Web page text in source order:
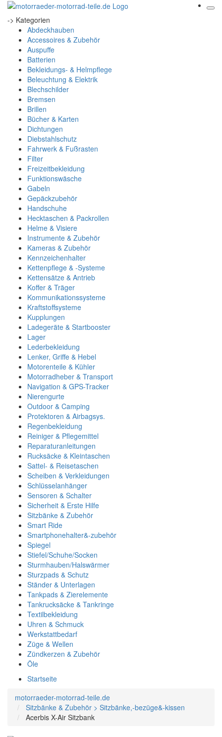
-> Kategorien
Abdeckhauben
Accessoires & Zubehör
Auspuffe
Batterien
Bekleidungs- & Helmpflege
Beleuchtung & Elektrik
Blechschilder
Bremsen
Brillen
Bücher & Karten
Dichtungen
Diebstahlschutz
Fahrwerk & Fußrasten
Filter
Freizeitbekleidung
Funktionswäsche
Gabeln
Gepäckzubehör
Handschuhe
Hecktaschen & Packrollen
Helme & Visiere
Instrumente & Zubehör
Kameras & Zubehör
Kennzeichenhalter
Kettenpflege & -Systeme
Kettensätze & Antrieb
Koffer & Träger
Kommunikationssysteme
Kraftstoffsysteme
Kupplungen
Ladegeräte & Startbooster
Lager
Lederbekleidung
Lenker, Griffe & Hebel
Motorenteile & Kühler
Motorradheber & Transport
Navigation & GPS-Tracker
Nierengurte
Outdoor & Camping
Protektoren & Airbagsys.
Regenbekleidung
Reiniger & Pflegemittel
Reparaturanleitungen
Rucksäcke & Kleintaschen
Sattel- & Reisetaschen
Scheiben & Verkleidungen
Schlüsselanhänger
Sensoren & Schalter
Sicherheit & Erste Hilfe
Sitzbänke & Zubehör
Smart Ride
Smartphonehalter&-zubehör
Spiegel
Stiefel/Schuhe/Socken
Sturmhauben/Halswärmer
Sturzpads & Schutz
Ständer & Unterlagen
Tankpads & Zierelemente
Tankrucksäcke & Tankringe
Textilbekleidung
Uhren & Schmuck
Werkstattbedarf
Züge & Wellen
Zündkerzen & Zubehör
Öle
Startseite
motorraeder-motorrad-teile.de
Sitzbänke & Zubehör > Sitzbänke,-bezüge&-kissen
Acerbis X-Air Sitzbank